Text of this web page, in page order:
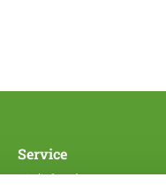
Service
Mitglied werden